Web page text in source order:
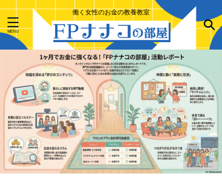
働く女性のお金の教養教室